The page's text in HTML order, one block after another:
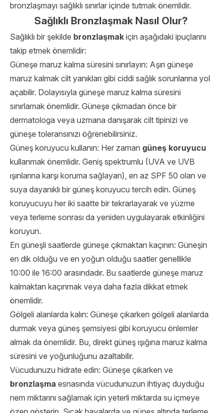
bronzlaşmayı sağlıklı sınırlar içinde tutmak önemlidir.
Sağlıklı Bronzlaşmak Nasıl Olur?
Sağlıklı bir şekilde bronzlaşmak için aşağıdaki ipuçlarını
takip etmek önemlidir:
Güneşe maruz kalma süresini sınırlayın: Aşırı güneşe
maruz kalmak cilt yanıkları gibi ciddi sağlık sorunlarına yol
açabilir. Dolayısıyla güneşe maruz kalma süresini
sınırlamak önemlidir. Güneşe çıkmadan önce bir
dermatologa veya uzmana danışarak cilt tipinizi ve
güneşe toleransınızı öğrenebilirsiniz.
Güneş koruyucu kullanın: Her zaman güneş koruyucu
kullanmak önemlidir. Geniş spektrumlu (UVA ve UVB
ışınlarına karşı koruma sağlayan), en az SPF 50 olan ve
suya dayanıklı bir güneş koruyucu tercih edin. Güneş
koruyucuyu her iki saatte bir tekrarlayarak ve yüzme
veya terleme sonrası da yeniden uygulayarak etkinliğini
koruyun.
En güneşli saatlerde güneşe çıkmaktan kaçının: Güneşin
en dik olduğu ve en yoğun olduğu saatler genellikle
10:00 ile 16:00 arasındadır. Bu saatlerde güneşe maruz
kalmaktan kaçınmak veya daha fazla dikkat etmek
önemlidir.
Gölgeli alanlarda kalın: Güneşe çıkarken gölgeli alanlarda
durmak veya güneş şemsiyesi gibi koruyucu önlemler
almak da önemlidir. Bu, direkt güneş ışığına maruz kalma
süresini ve yoğunluğunu azaltabilir.
Vücudunuzu hidrate edin: Güneşe çıkarken ve
bronzlaşma esnasında vücudunuzun ihtiyaç duyduğu
nem miktarını sağlamak için yeterli miktarda su içmeye